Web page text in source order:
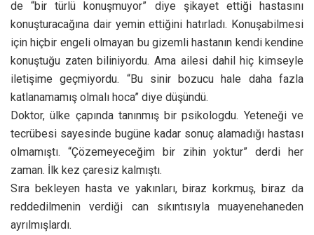
de “bir türlü konuşmuyor” diye şikayet ettiği hastasını
konuşturacağına dair yemin ettiğini hatırladı. Konuşabilmesi
için hiçbir engeli olmayan bu gizemli hastanın kendi kendine
konuştuğu zaten biliniyordu. Ama ailesi dahil hiç kimseyle
iletişime geçmiyordu. “Bu sinir bozucu hale daha fazla
katlanamamış olmalı hoca” diye düşündü.
Doktor, ülke çapında tanınmış bir psikologdu. Yeteneği ve
tecrübesi sayesinde bugüne kadar sonuç alamadığı hastası
olmamıştı. “Çözemeyeceğim bir zihin yoktur” derdi her
zaman. İlk kez çaresiz kalmıştı.
Sıra bekleyen hasta ve yakınları, biraz korkmuş, biraz da
reddedilmenin verdiği can sıkıntısıyla muayenehaneden
ayrılmışlardı.